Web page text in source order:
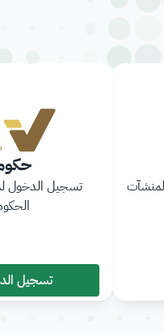
تسجيل الدخول
تسجيل الدخول إلى
تسجيل الدخول